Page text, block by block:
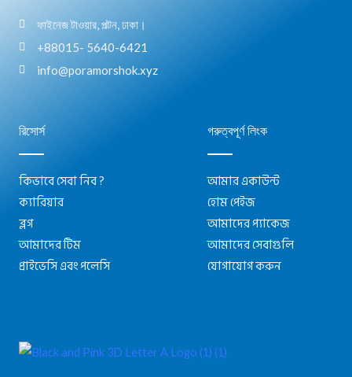
গরুত্বপূর্ণ লিংক
আমার একাউন্ট
হোম পেইজ
আমাদের প্যাকেজ
আমাদের সেবাগুলি
যোগাযোগ করুন
রিসোর্স
কিভাবে সেবা নিব ?
ক্যারিয়ার
ব্লগ
আমাদের টিম
প্রাইভেসি এবং পলেসি
ফাইনেজ টাওয়ার, পল্টন, ঢাকা।
+88015- 5640-6421
info@poramorshok.xyz